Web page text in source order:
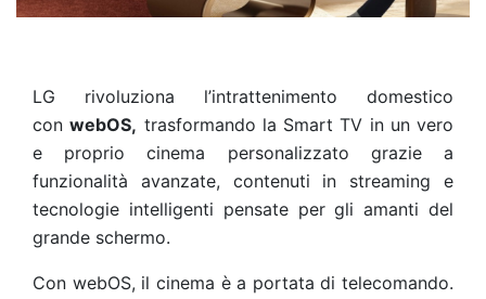
LG rivoluziona l’intrattenimento domestico
conwebOS, trasformando la Smart TV in un vero
e proprio cinema personalizzato grazie a
funzionalità avanzate, contenuti in streaming e
tecnologie intelligenti pensate per gli amanti del
grande schermo.
Con webOS, il cinema è a portata di telecomando.